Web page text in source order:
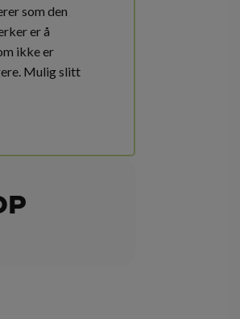
som den
er å
ikke er
Mulig slitt